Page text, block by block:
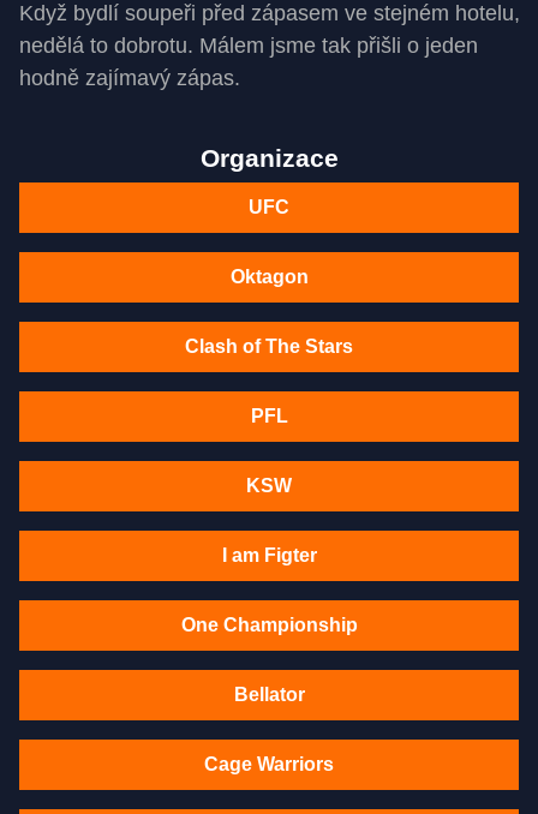
Když bydlí soupeři před zápasem ve stejném hotelu,
nedělá to dobrotu. Málem jsme tak přišli o jeden
hodně zajímavý zápas.
Organizace
UFC
Oktagon
Clash of The Stars
PFL
KSW
I am Figter
One Championship
Bellator
Cage Warriors